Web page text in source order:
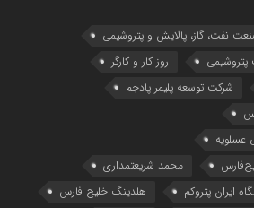
نفت، گاز، پالایش و پتروشیمی
روز کار و کارگر
شرکت توسعه پلیمر پادجم
عسلویه
محمد شریعتمداری
ایران پتروکم
هلدینگ خلیج فارس